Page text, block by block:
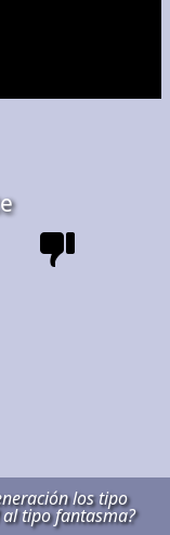
los tipo
al tipo fantasma?